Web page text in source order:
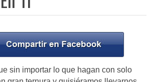
sin importar lo que hagan con solo